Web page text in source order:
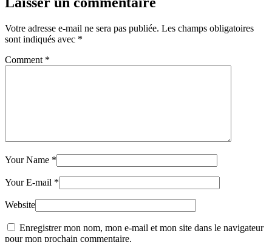
Votre adresse e-mail ne sera pas publiée. Les champs obligatoires
sont indiqués avec *
Comment *
Your Name *
Your E-mail *
Website
Enregistrer mon nom, mon e-mail et mon site dans le navigateur
pour mon prochain commentaire.